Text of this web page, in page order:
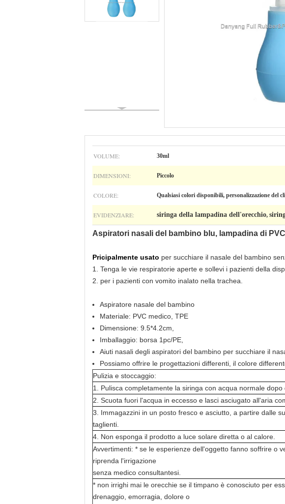
VOLUME: 30ml
DIMENSIONI: Piccolo
COLORE: Qualsiasi colori disponibili, personalizzazione del
EVIDENZIARE: siringa della lampadina dell'orecchio,
Aspiratori nasali del bambino blu, lampadina di
Pricipalmente usato per succhiare il nasale del bambino
1. Tenga le vie respiratorie aperte e sollevi i pazienti della
2. per i pazienti con vomito inalato nella trachea.
Aspiratore nasale del bambino
Materiale: PVC medico, TPE
Dimensione: 9.5*4.2cm,
Imballaggio: borsa 1pc/PE,
Aiuti nasali degli aspiratori del bambino per succhiare il
Possiamo offrire le progettazioni differenti, il colore
Pulizia e stoccaggio:
1. Pulisca completamente la siringa con acqua normale dopo
2. Scuota fuori l'acqua in eccesso e lasci asciugato all'aria
3. Immagazzini in un posto fresco e asciutto, a partire dalle
taglienti.
4. Non esponga il prodotto a luce solare diretta o al calore.
Avvertimenti: * se le esperienze dell'oggetto fanno soffrire o
riprenda l'irrigazione
senza medico consultantesi.
* non irrighi mai le orecchie se il timpano è conosciuto per
drenaggio, emorragia, dolore o